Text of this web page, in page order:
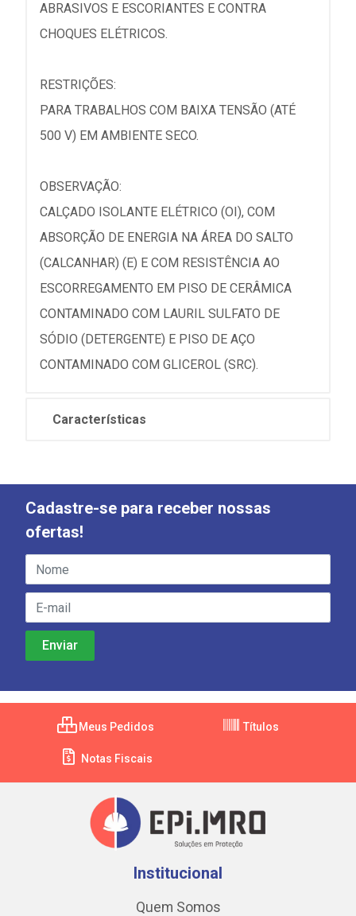
ABRASIVOS E ESCORIANTES E CONTRA
CHOQUES ELÉTRICOS.
RESTRIÇÕES:
PARA TRABALHOS COM BAIXA TENSÃO (ATÉ
500 V) EM AMBIENTE SECO.
OBSERVAÇÃO:
CALÇADO ISOLANTE ELÉTRICO (OI), COM
ABSORÇÃO DE ENERGIA NA ÁREA DO SALTO
(CALCANHAR) (E) E COM RESISTÊNCIA AO
ESCORREGAMENTO EM PISO DE CERÂMICA
CONTAMINADO COM LAURIL SULFATO DE
SÓDIO (DETERGENTE) E PISO DE AÇO
CONTAMINADO COM GLICEROL (SRC).
Características
Cadastre-se para receber nossas
ofertas!
Meus Pedidos Títulos
Notas Fiscais
Institucional
Quem Somos